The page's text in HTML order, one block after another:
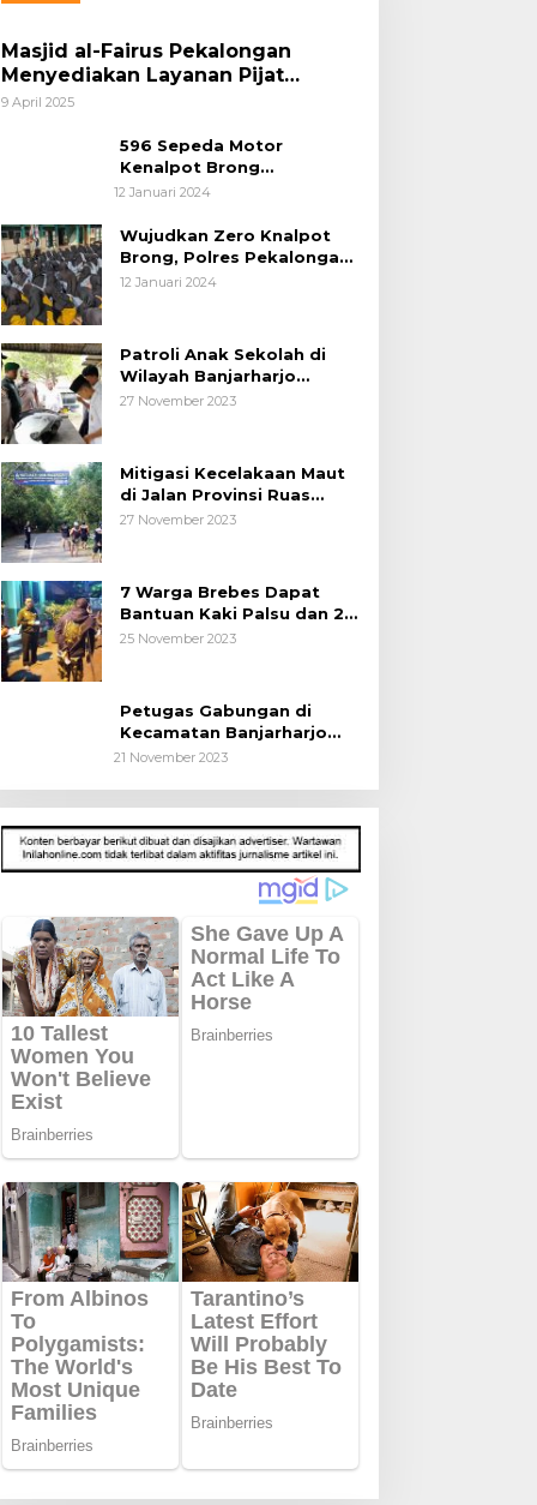
Masjid al-Fairus Pekalongan
Menyediakan Layanan Pijat
hingga Potong Rambut Gratis bagi
9 April 2025
596 Sepeda Motor
Kenalpot Brong
Diamankan Polres
12 Januari 2024
Wujudkan Zero Knalpot
Brong, Polres Pekalongan
Kota Berikan Edukasi
12 Januari 2024
Patroli Anak Sekolah di
Wilayah Banjarharjo
Brebes
27 November 2023
Mitigasi Kecelakaan Maut
di Jalan Provinsi Ruas
Banjarharjo-Salem
27 November 2023
7 Warga Brebes Dapat
Bantuan Kaki Palsu dan 2
Operasi Bibir Sumbing
25 November 2023
Petugas Gabungan di
Kecamatan Banjarharjo
Patroli Anak Sekolah
21 November 2023